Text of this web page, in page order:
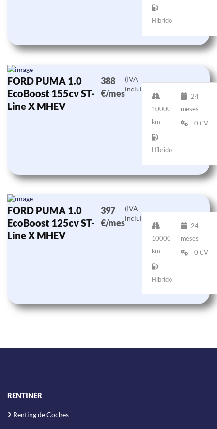
Híbrido
FORD PUMA 1.0
EcoBoost 155cv ST-
Line X MHEV
388
€/mes
(IVA
incluido)
10000
km
24
meses
0 CV
Híbrido
FORD PUMA 1.0
EcoBoost 125cv ST-
Line X MHEV
397
€/mes
(IVA
incluido)
10000
km
24
meses
0 CV
Híbrido
RENTINER
Renting de Coches